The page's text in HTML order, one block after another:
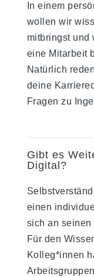
In einem
wollen wir
mitbringst und
eine Mitarbeit
Natürlich
deine
Fragen zu
Gibt es
Digital?
einen
sich an seinen
Für den
Kolleg*innen